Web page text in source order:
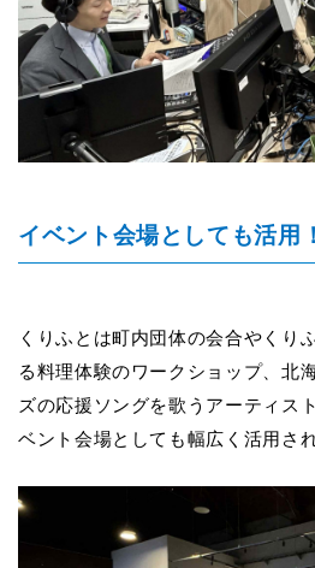
イベント会場としても活用！
くりふとは町内団体の会合やくり
る料理体験のワークショップ、北
ズの応援ソングを歌うアーティス
ベント会場としても幅広く活用さ